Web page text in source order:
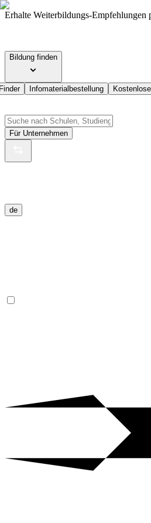
Erhalte Weiterbildungs-Empfehlungen
Bildung finden
Infomaterialbestellung
Für Unternehmen
de